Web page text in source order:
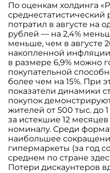
По оценкам холдинга
потратил в августе на
рублей — на 2,4%
меньше, чем в августе
накопленной
в размере 6,9% можно
покупательной
более чем на 15%. При
показатели динамики
покупок
жителей от 500 тыс. до
за истекшие 12 месяцев
номиналу. Среди
наибольшее
гипермаркеты (за год
среднем по стране
Потери дискаунтеров